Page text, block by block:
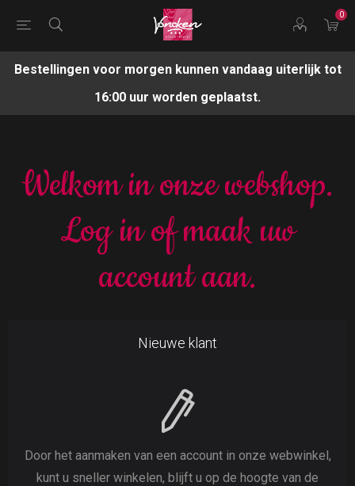
0
Bestellingen voor morgen kunnen vandaag uiterlijk tot
16:00 uur worden geplaatst.
Welkom in onze webshop.
Log in of maak uw
account aan.
Nieuwe klant
Door het aanmaken van een account in onze webwinkel,
kunt u sneller winkelen, blijft u op de hoogte van de